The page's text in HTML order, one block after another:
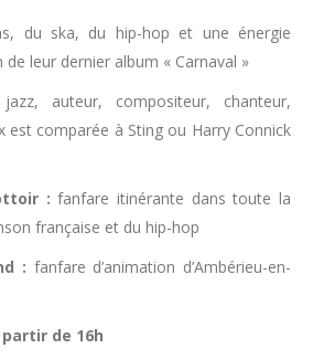
du ska, du hip-hop et une énergie
leur dernier album « Carnaval »
jazz, auteur, compositeur, chanteur,
est comparée à Sting ou Harry Connick
: fanfare itinérante dans toute la
française et du hip-hop
: fanfare d’animation d’Ambérieu-en-
de 16h